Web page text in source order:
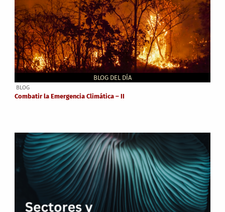
BLOG DEL DÍA
BLOG
Combatir la Emergencia Climática – II